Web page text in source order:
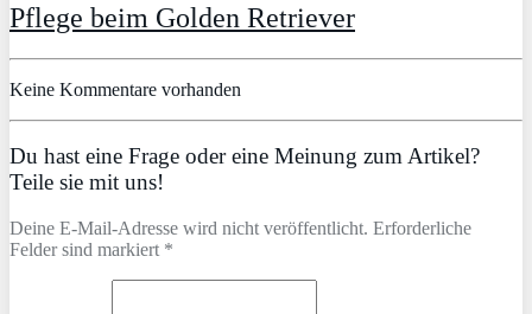
Pflege beim Golden Retriever
Keine Kommentare vorhanden
Du hast eine Frage oder eine Meinung zum Artikel?
Teile sie mit uns!
Deine E-Mail-Adresse wird nicht veröffentlicht. Erforderliche
Felder sind markiert *